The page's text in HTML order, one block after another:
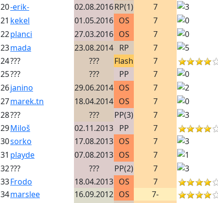
20-erik- 02.08.2016RP(1)
7
21 kekel 01.05.2016 OS
7
22planci 27.03.2016 OS
7
23mada 23.08.2014 RP
7
24??? ??? Flash
7
25??? ??? PP
7
26janino 29.06.2014 OS
7
27marek.tn 18.04.2014 OS
7
28??? ??? PP(3)
7
29Miloš 02.11.2013 PP
7
30sorko 17.08.2013 OS
7
31 playde 07.08.2013 OS
7
32??? ??? PP(2)
7
33Frodo 18.04.2013 OS
7
34marslee 16.09.2012 OS
7-